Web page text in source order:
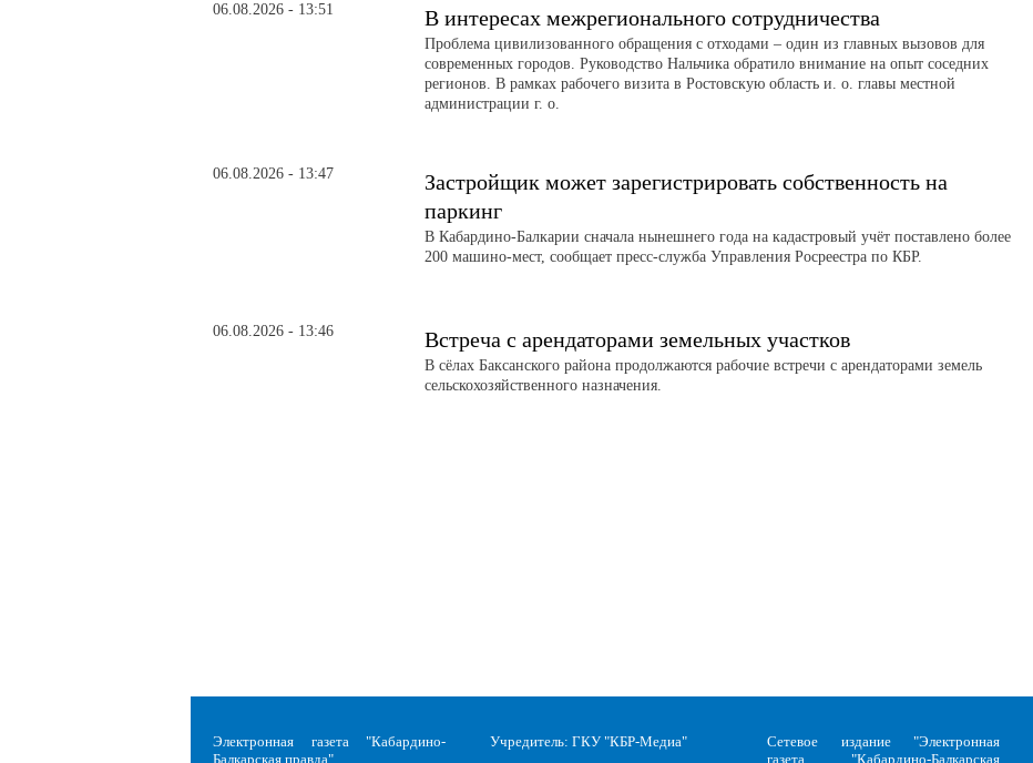
06.08.2026 - 13:51 В интересах межрегионального сотрудничества
Проблема цивилизованного обращения с отходами – один из главных вызовов для
современных городов. Руководство Нальчика обратило внимание на опыт соседних
регионов. В рамках рабочего визита в Ростовскую область и. о. главы местной
администрации г. о.
06.08.2026 - 13:47
Застройщик может зарегистрировать собственность на
паркинг
В Кабардино-Балкарии сначала нынешнего года на кадастровый учёт поставлено более
200 машино-мест, сообщает пресс-служба Управления Росреестра по КБР.
06.08.2026 - 13:46 Встреча с арендаторами земельных участков
В сёлах Баксанского района продолжаются рабочие встречи с арендаторами земель
сельскохозяйственного назначения.
Электронная газета "Кабардино-
Балкарская правда"
Учредитель: ГКУ "КБР-Медиа"
Сетевое издание "Электронная
газета "Кабардино-Балкарская